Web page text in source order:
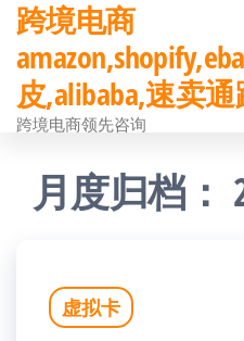
前
往
内
跨境电商
皮,alibaba,速卖
跨境电商领先咨询
月度归档：
虚拟卡